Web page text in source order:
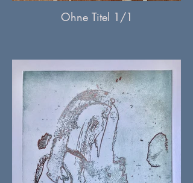
Ohne Titel 1/1